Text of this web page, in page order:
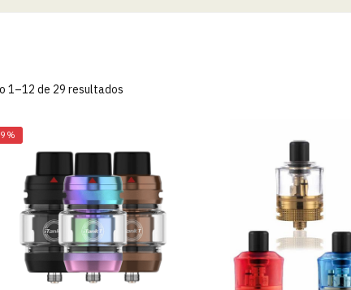
1–12 de 29 resultados